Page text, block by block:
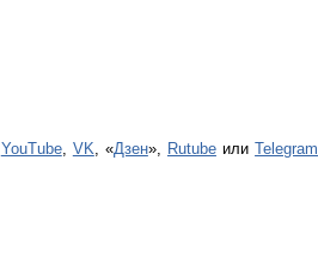
YouTube, VK, «Дзен», RutubeилиTelegram